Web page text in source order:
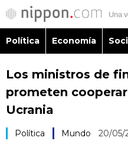
Política
Política Economía
Los ministros de
prometen
Ucrania
Política Mundo 20/05/